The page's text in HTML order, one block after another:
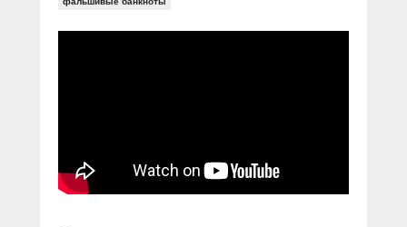
Социальные ролики
Прямой разговор
В знании сила
О ПОРТАЛЕ